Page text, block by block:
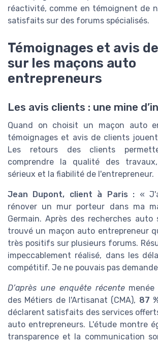
réactivité, comme en témoignent de
satisfaits sur des forums spécialisés.
Témoignages et avis
sur les maçons auto
entrepreneurs
Les avis clients : une mine
Quand on choisit un maçon auto
témoignages et avis de clients
Les retours des clients
comprendre la qualité des
sérieux et la fiabilité de l'entrepreneur.
Jean Dupont, client à Paris : «
rénover un mur porteur dans ma
Germain. Après des recherches
trouvé un maçon auto entrepreneur
très positifs sur plusieurs forums.
impeccablement réalisé, dans les
compétitif. Je ne pouvais pas
D’après une enquête récentemenée
des Métiers de l'Artisanat (CMA), 87
déclarent satisfaits des services
auto entrepreneurs. L'étude montre
transparence et la communication